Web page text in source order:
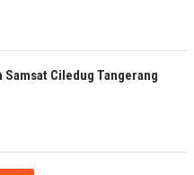
Samsat Ciledug Tangerang